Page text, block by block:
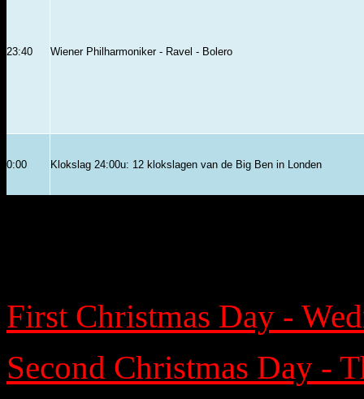
23:40 Wiener Philharmoniker - Ravel - Bolero
0:00 Klokslag 24:00u: 12 klokslagen van de Big Ben in Londen
First Christmas Day -
Second Christmas Day -